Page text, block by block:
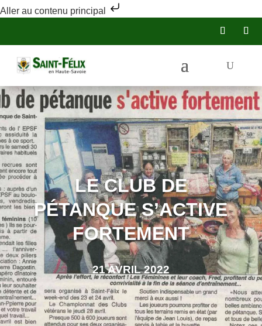
Aller au contenu principal
LE CLUB DE
PÉTANQUE S’ACTIVE
FORTEMENT
21 AVRIL 2022